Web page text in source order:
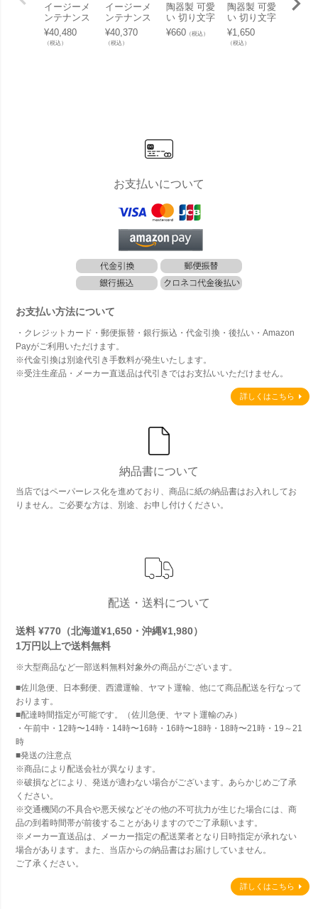
イージーメ
ンテナンス
表札 「アル
ミ切り文字
表札 カリグ
¥40,480
（税込）
イージーメ
ンテナンス
表札「UME
56 アルミ切
り文字表
¥40,370
（税込）
陶器製 可愛
い 切り文字
表札「Puffy
Sign パフィ
¥660（税込）
陶器製 可愛
い 切り文字
表札「Puffy
Sign パフィ
ーサイン ア
¥1,650
（税込）
陶器
お支払いについて
お支払い方法について
・クレジットカード・郵便振替・銀行振込・代金引換・後払い・Amazon
Payがご利用いただけます。
※代金引換は別途代引き手数料が発生いたします。
※受注生産品・メーカー直送品は代引きではお支払いいただけません。
詳しくはこちら
納品書について
当店ではペーパーレス化を進めており、商品に紙の納品書はお入れしてお
りません。ご必要な方は、別途、お申し付けください。
配送・送料について
送料 ¥770（北海道¥1,650・沖縄¥1,980）
1万円以上で送料無料
※大型商品など一部送料無料対象外の商品がございます。
■佐川急便、日本郵便、西濃運輸、ヤマト運輸、他にて商品配送を行なって
おります。
■配達時間指定が可能です。（佐川急便、ヤマト運輸のみ）
・午前中・12時〜14時・14時〜16時・16時〜18時・18時〜21時・19～21
時
■発送の注意点
※商品により配送会社が異なります。
※破損などにより、発送が適わない場合がございます。あらかじめご了承
ください。
※交通機関の不具合や悪天候などその他の不可抗力が生じた場合には、商
品の到着時間帯が前後することがありますのでご了承願います。
※メーカー直送品は、メーカー指定の配送業者となり日時指定が承れない
場合があります。また、当店からの納品書はお届けしていません。
ご了承ください。
詳しくはこちら